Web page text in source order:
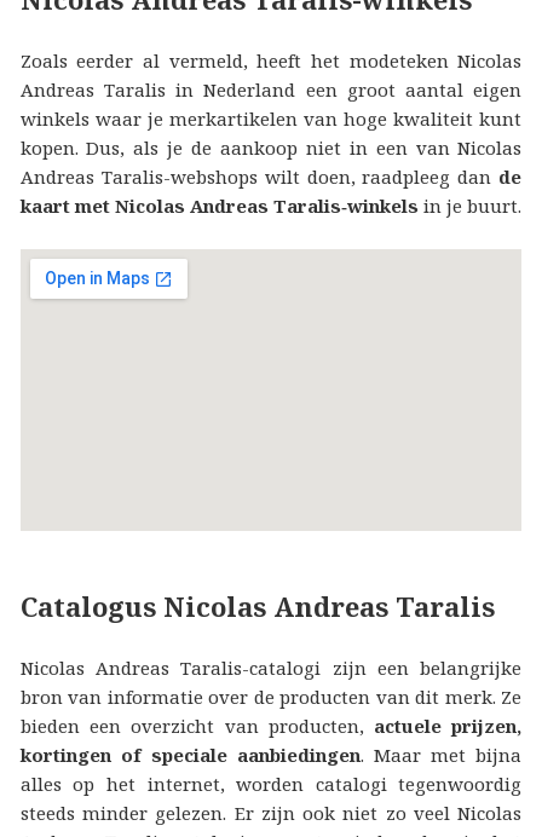
Zoals eerder al vermeld, heeft het modeteken Nicolas
Andreas Taralis in Nederland een groot aantal eigen
winkels waar je merkartikelen van hoge kwaliteit kunt
kopen. Dus, als je de aankoop niet in een van Nicolas
Andreas Taralis-webshops wilt doen, raadpleeg dan de
kaart met Nicolas Andreas Taralis‑winkels in je buurt.
Catalogus Nicolas Andreas Taralis
Nicolas Andreas Taralis-catalogi zijn een belangrijke
bron van informatie over de producten van dit merk. Ze
bieden een overzicht van producten, actuele prijzen,
kortingen of speciale aanbiedingen. Maar met bijna
alles op het internet, worden catalogi tegenwoordig
steeds minder gelezen. Er zijn ook niet zo veel Nicolas